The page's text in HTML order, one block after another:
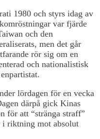
1980 och styrs idag av
var fjärde
och den
men det går
rör sig om en
och nationalistisk
lördagen för en vecka
därpå gick Kinas
för att “stränga straff”
i riktning mot absolut